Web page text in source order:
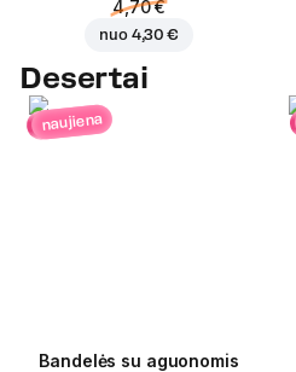
4,70 €
nuo 4,30 €
Desertai
naujiena
Bandelės su aguonomis